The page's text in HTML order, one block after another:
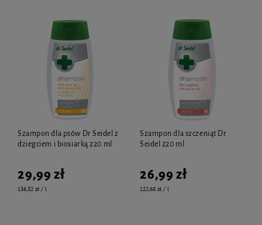
Szampon dla psów Dr Seidel z
dziegciem i biosiarką 220 ml
29,99 zł
136,32 zł / l
Szampon dla szczeniąt Dr
Seidel 220 ml
26,99 zł
122,68 zł / l